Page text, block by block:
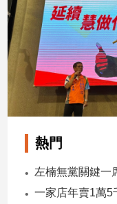
文
創
／
電
影
戲
運
熱門